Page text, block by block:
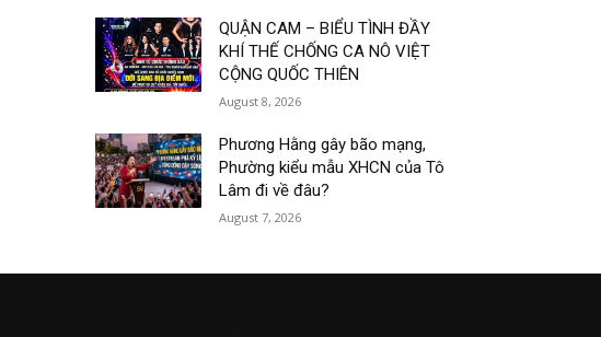
QUẬN CAM – BIỂU TÌNH ĐẦY
KHÍ THẾ CHỐNG CA NÔ VIỆT
CỘNG QUỐC THIÊN
August 8, 2026
Phương Hằng gây bão mạng,
Phường kiểu mẫu XHCN của Tô
Lâm đi về đâu?
August 7, 2026